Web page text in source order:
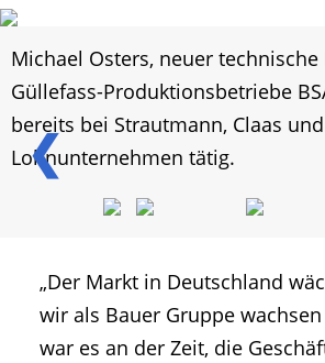
❮
Michael Osters, neuer
Güllefass-Produktionsbetriebe
bereits bei Strautmann, Claas
Lohnunternehmen tätig.
„Der Markt in Deutschland
wir als Bauer Gruppe
war es an der Zeit, die